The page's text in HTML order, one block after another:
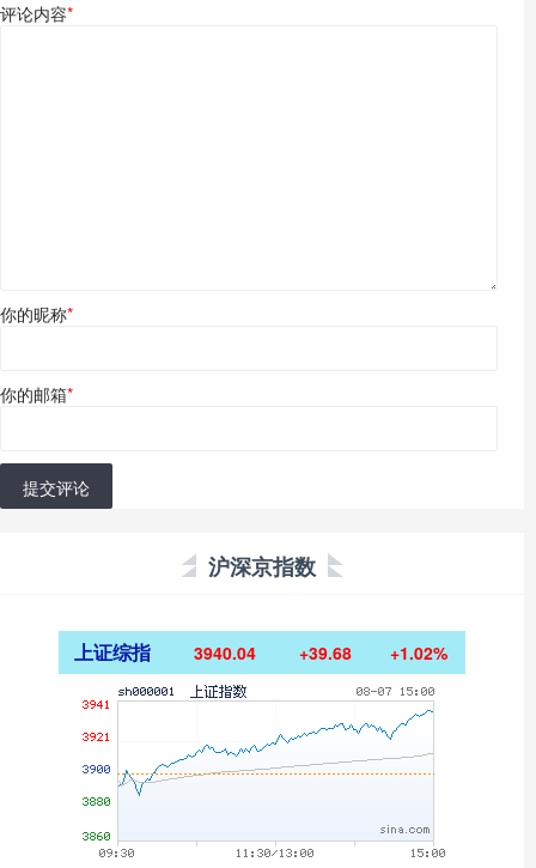
评论内容*
你的昵称*
你的邮箱*
提交评论
沪深京指数
上证综指 3940.04 +39.68 +1.02%